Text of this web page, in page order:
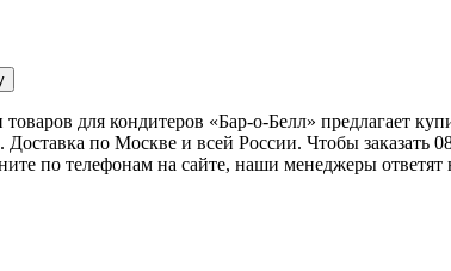
товаров для кондитеров «Бар-о-Белл» предлагает
по Москве и всей России. Чтобы заказать
по телефонам на сайте, наши менеджеры ответят